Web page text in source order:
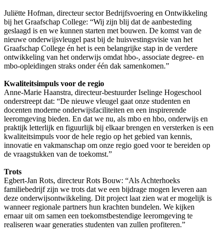
Juliëtte Hofman, directeur sector Bedrijfsvoering en Ontwikkeling
bij het Graafschap College: “Wij zijn blij dat de aanbesteding
geslaagd is en we kunnen starten met bouwen. De komst van de
nieuwe onderwijsvleugel past bij de huisvestingsvisie van het
Graafschap College én het is een belangrijke stap in de verdere
ontwikkeling van het onderwijs omdat hbo-, associate degree- en
mbo-opleidingen straks onder één dak samenkomen.”
Kwaliteitsimpuls voor de regio
Anne-Marie Haanstra, directeur-bestuurder Iselinge Hogeschool
onderstreept dat: “De nieuwe vleugel gaat onze studenten en
docenten moderne onderwijsfaciliteiten en een inspirerende
leeromgeving bieden. En dat we nu, als mbo en hbo, onderwijs en
praktijk letterlijk en figuurlijk bij elkaar brengen en versterken is een
kwaliteitsimpuls voor de hele regio op het gebied van kennis,
innovatie en vakmanschap om onze regio goed voor te bereiden op
de vraagstukken van de toekomst.”
Trots
Egbert-Jan Rots, directeur Rots Bouw: “Als Achterhoeks
familiebedrijf zijn we trots dat we een bijdrage mogen leveren aan
deze onderwijsontwikkeling. Dit project laat zien wat er mogelijk is
wanneer regionale partners hun krachten bundelen. We kijken
ernaar uit om samen een toekomstbestendige leeromgeving te
realiseren waar generaties studenten van zullen profiteren.”